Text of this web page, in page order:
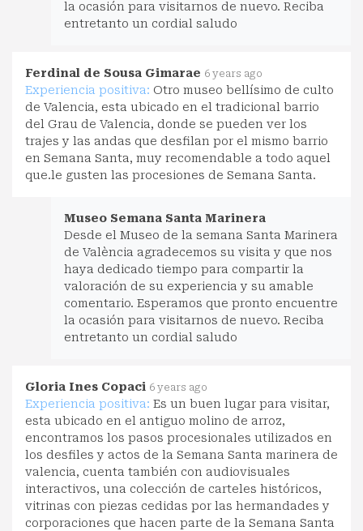
la ocasión para visitarnos de nuevo. Reciba
entretanto un cordial saludo
Ferdinal de Sousa Gimarae 6 years ago
Experiencia positiva: Otro museo bellísimo de culto
de Valencia, esta ubicado en el tradicional barrio
del Grau de Valencia, donde se pueden ver los
trajes y las andas que desfilan por el mismo barrio
en Semana Santa, muy recomendable a todo aquel
que.le gusten las procesiones de Semana Santa.
Museo Semana Santa Marinera
Desde el Museo de la semana Santa Marinera
de València agradecemos su visita y que nos
haya dedicado tiempo para compartir la
valoración de su experiencia y su amable
comentario. Esperamos que pronto encuentre
la ocasión para visitarnos de nuevo. Reciba
entretanto un cordial saludo
Gloria Ines Copaci 6 years ago
Experiencia positiva: Es un buen lugar para visitar,
esta ubicado en el antiguo molino de arroz,
encontramos los pasos procesionales utilizados en
los desfiles y actos de la Semana Santa marinera de
valencia, cuenta también con audiovisuales
interactivos, una colección de carteles históricos,
vitrinas con piezas cedidas por las hermandades y
corporaciones que hacen parte de la Semana Santa